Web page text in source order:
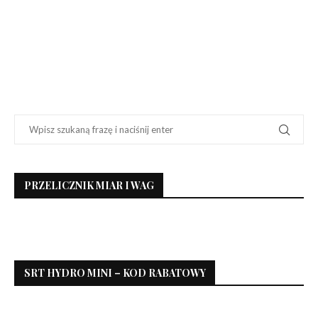
PRZELICZNIK MIAR I WAG
SRT HYDRO MINI – KOD RABATOWY